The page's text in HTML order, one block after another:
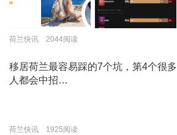
荷兰快讯 2044阅读
移居荷兰最容易踩的7个坑，第4个很多
人都会中招…
荷兰快讯 1925阅读